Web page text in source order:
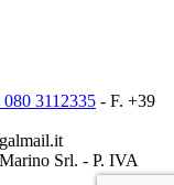
080 3112335 - F. +39
Srl. - P. IVA